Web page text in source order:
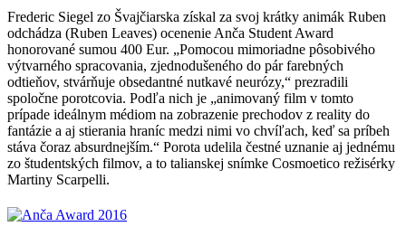
Frederic Siegel zo Švajčiarska získal za svoj krátky animák Ruben
odchádza (Ruben Leaves) ocenenie Anča Student Award
honorované sumou 400 Eur. „Pomocou mimoriadne pôsobivého
výtvarného spracovania, zjednodušeného do pár farebných
odtieňov, stvárňuje obsedantné nutkavé neurózy,“ prezradili
spoločne porotcovia. Podľa nich je „animovaný film v tomto
prípade ideálnym médiom na zobrazenie prechodov z reality do
fantázie a aj stierania hraníc medzi nimi vo chvíľach, keď sa príbeh
stáva čoraz absurdnejším.“ Porota udelila čestné uznanie aj jednému
zo študentských filmov, a to talianskej snímke Cosmoetico režisérky
Martiny Scarpelli.